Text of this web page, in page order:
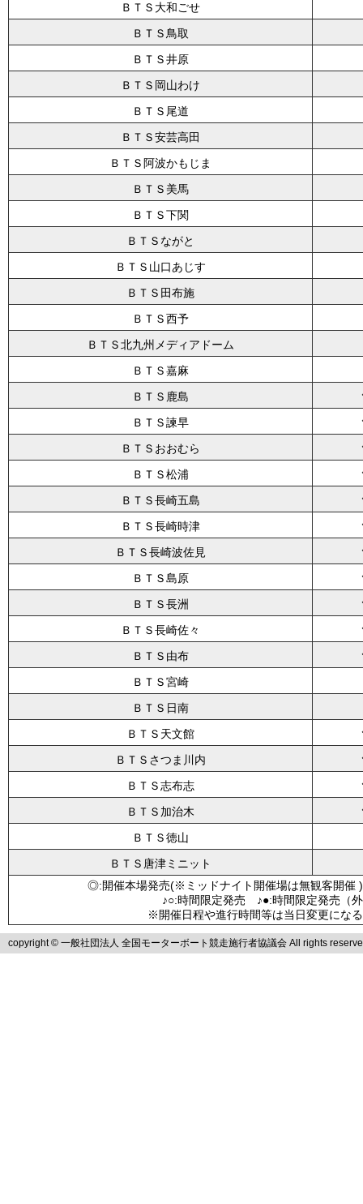
ＢＴＳ大和ごせ
ＢＴＳ鳥取
ＢＴＳ井原
ＢＴＳ岡山わけ
ＢＴＳ尾道
ＢＴＳ安芸高田
ＢＴＳ阿波かもじま
ＢＴＳ美馬
ＢＴＳ下関
ＢＴＳながと
ＢＴＳ山口あじす
ＢＴＳ田布施
ＢＴＳ西予
ＢＴＳ北九州メディアドーム
ＢＴＳ嘉麻
ＢＴＳ鹿島
ＢＴＳ諫早
ＢＴＳおおむら
ＢＴＳ松浦
ＢＴＳ長崎五島
ＢＴＳ長崎時津
ＢＴＳ長崎波佐見
ＢＴＳ島原
ＢＴＳ長洲
ＢＴＳ長崎佐々
ＢＴＳ由布
ＢＴＳ宮崎
ＢＴＳ日南
ＢＴＳ天文館
ＢＴＳさつま川内
ＢＴＳ志布志
ＢＴＳ加治木
ＢＴＳ徳山
ＢＴＳ唐津ミニット
◎:開催本場発売(※ミッドナイト開催場は無観客
♪○:時間限定発売 ♪●:時間限定発売
※開催日程や進行時間等は当日変更にな
copyright © 一般社団法人 全国モーターボート競走施行者協議会 All rights